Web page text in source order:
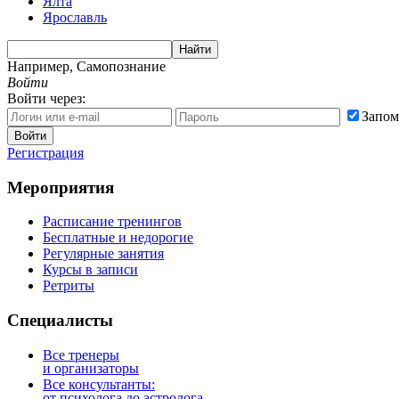
Ярославль
Найти
Например, Самопознание
Войти
Войти через:
Войти
Регистрация
Мероприятия
Расписание тренингов
Бесплатные и недорогие
Регулярные занятия
Курсы в записи
Ретриты
Специалисты
Все тренеры
и организаторы
Все консультанты: